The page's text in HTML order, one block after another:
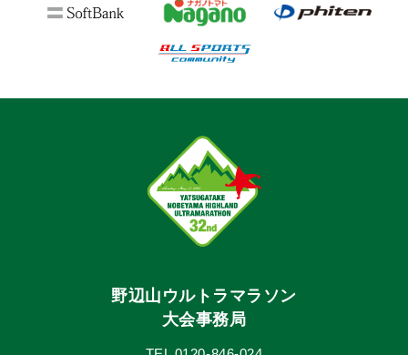
野辺山ウルトラマラソン
大会事務局